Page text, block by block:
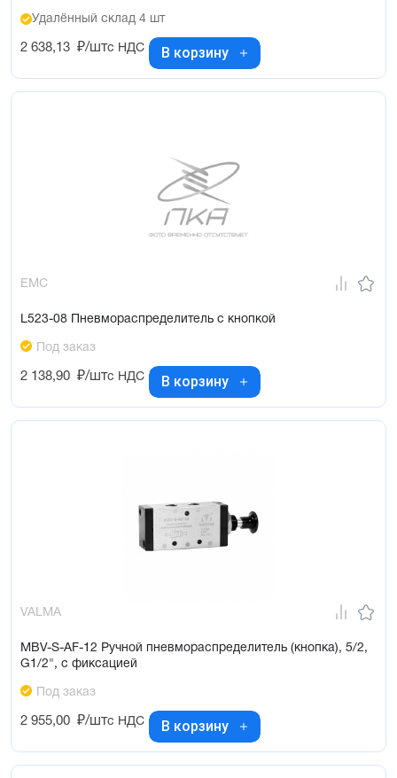
Удалённый склад 4 шт
2 638,13 ₽/штс НДС В корзину
EMC
L523-08 Пневмораспределитель с кнопкой
Под заказ
2 138,90 ₽/штс НДС В корзину
VALMA
MBV-S-AF-12 Ручной пневмораспределитель (кнопка), 5/2,
G1/2", с фиксацией
Под заказ
2 955,00 ₽/штс НДС В корзину